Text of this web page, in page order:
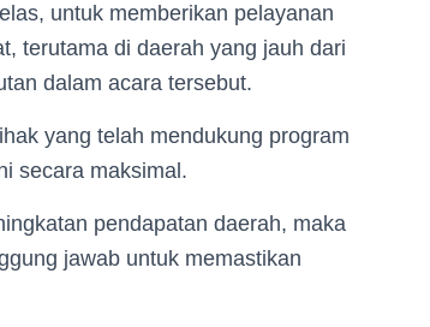
untuk memberikan pelayanan
terutama di daerah yang jauh dari
dalam acara tersebut.
yang telah mendukung program
secara maksimal.
pendapatan daerah, maka
jawab untuk memastikan